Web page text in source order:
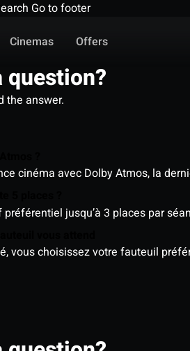
Go to footer
Cinemas Offers
question?
the answer.
cinéma avec Dolby Atmos, la
jusqu’à 3 places par
vous choisissez votre fauteuil